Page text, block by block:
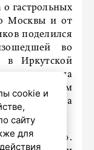
о гастрольных
Москвы и от
поделился
во
в Иркутской
на
с поселком
вышли на
что-нибудь».
cookie и
сайту
для